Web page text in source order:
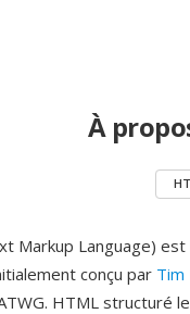
À
Markup Language)
conçu par Tim
HTML structuré